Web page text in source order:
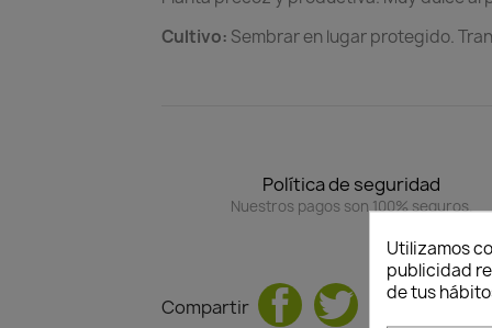
Cultivo: Sembrar en lugar protegido.
Política de seguridad
Nuestros pagos son 100% seguros.
Compartir
Utilizamos
publicidad
de tus